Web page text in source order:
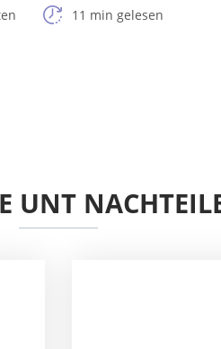
11 min gelesen
UNT